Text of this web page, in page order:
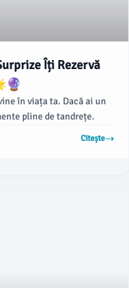
Îți Rezervă
în viața ta. Dacă ai un
pline de tandrețe.
Citește